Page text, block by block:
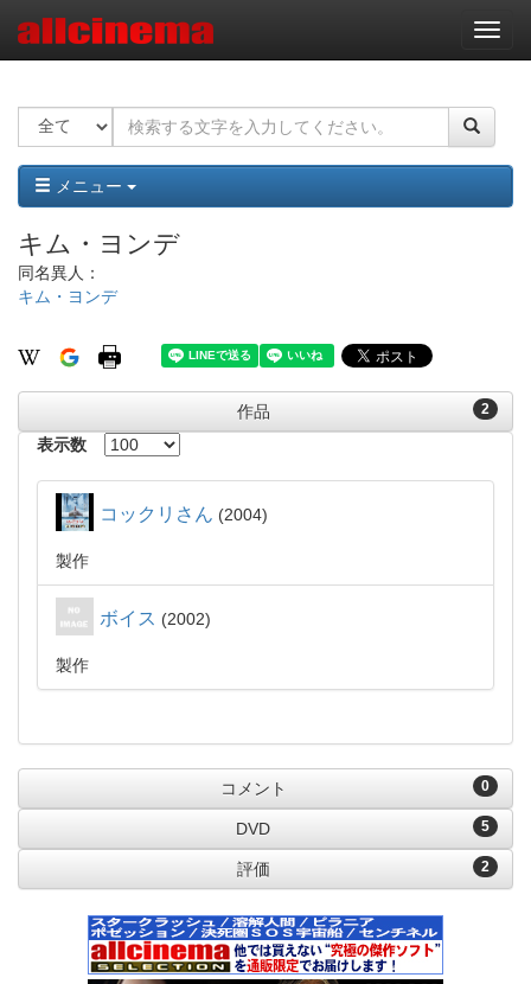
ナ
ビ
ー
ョ
ン
メニュー
キム・ヨンデ
同名異人：
キム・ヨンデ
2
作品
表示数
コックリさん 2004
製作
ボイス 2002
製作
0
コメント
5
DVD
2
評価